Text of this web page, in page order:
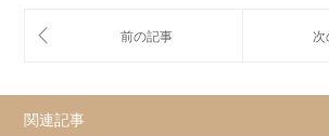
関連記事